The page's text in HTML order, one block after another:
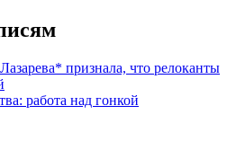
признала, что релоканты
работа над гонкой